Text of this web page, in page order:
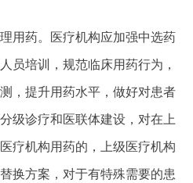
用药。医疗机构应加强中选药
员培训，规范临床用药行为，
，提升用药水平，做好对患者
级诊疗和医联体建设，对在上
疗机构用药的，上级医疗机构
换方案，对于有特殊需要的患